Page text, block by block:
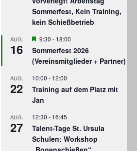
Sommerfest, Kein Training,
kein Schießbetrieb
AUG.
16
Hervorgehoben
9:30 - 18:00
Sommerfest 2026
(Vereinsmitglieder + Partner)
AUG.
22
10:00 - 12:00
Training auf dem Platz mit
Jan
AUG.
27
12:30 - 16:45
Talent-Tage St. Ursula
Schulen: Workshop